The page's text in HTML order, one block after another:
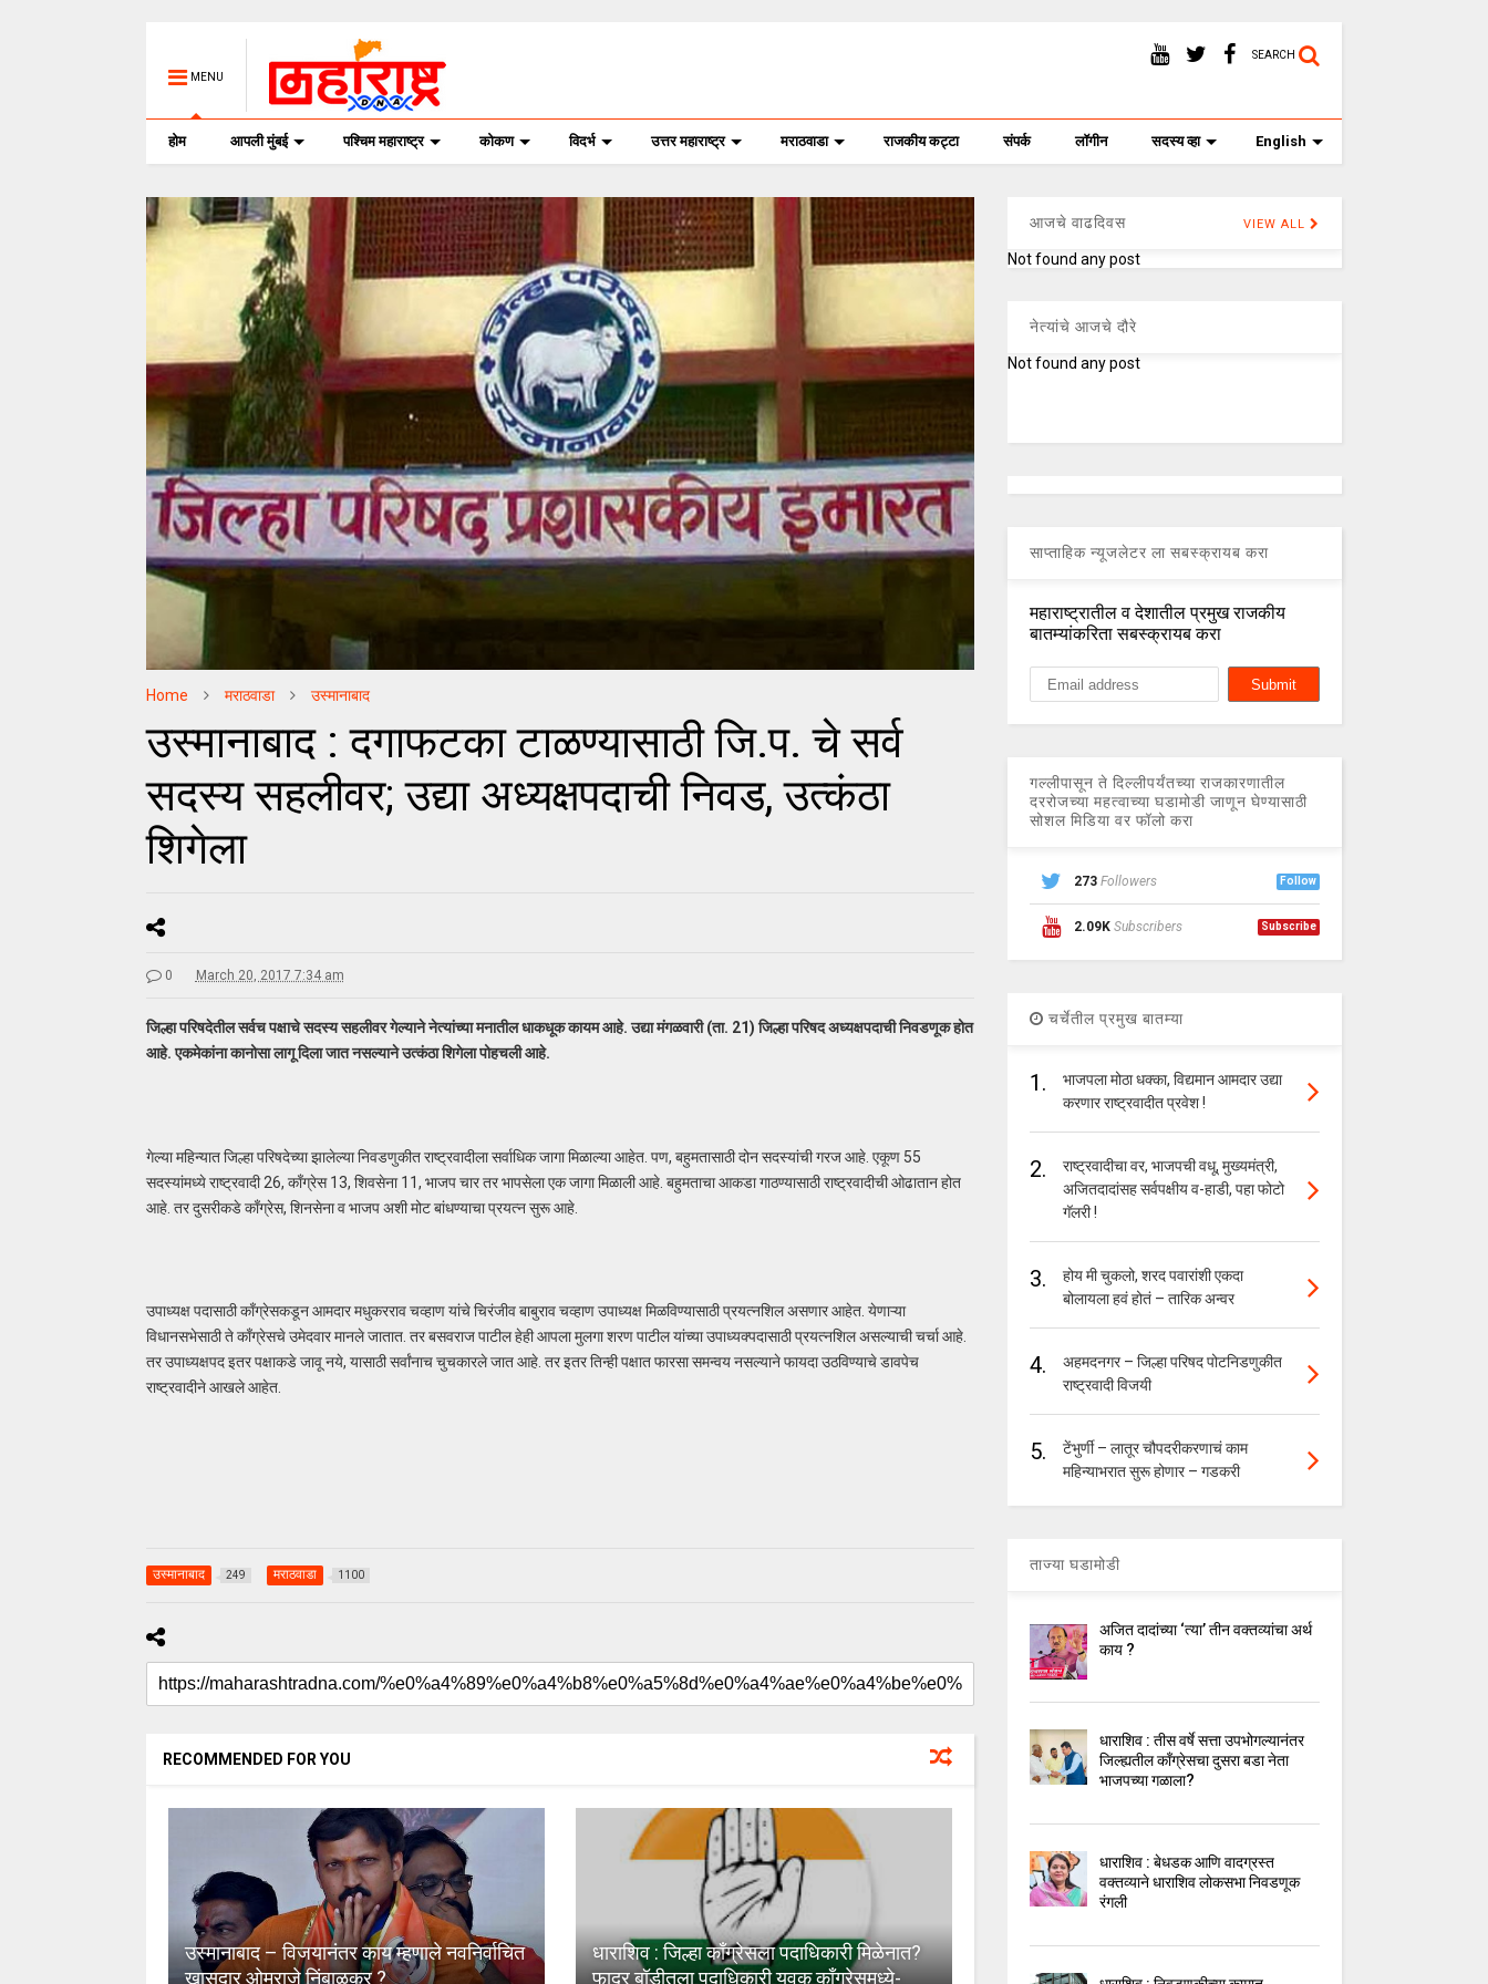
MENU
SEARCH
होम आपली मुंबई पश्चिम महाराष्ट्र कोकण विदर्भ उत्तर महाराष्ट्र मराठवाडा राजकीय कट्टा संपर्क लॉगीन सदस्य व्हा English
Home मराठवाडा उस्मानाबाद
उस्मानाबाद : दगाफटका टाळण्यासाठी जि.प. चे सर्व
सदस्य सहलीवर; उद्या अध्यक्षपदाची निवड, उत्कंठा
शिगेला
0 March 20, 2017 7:34 am
जिल्हा परिषदेतील सर्वच पक्षाचे सदस्य सहलीवर गेल्याने नेत्यांच्या मनातील धाकधूक कायम आहे. उद्या मंगळवारी (ता. 21) जिल्हा परिषद अध्यक्षपदाची निवडणूक होत
आहे. एकमेकांना कानोसा लागू दिला जात नसल्याने उत्कंठा शिगेला पोहचली आहे.
गेल्या महिन्यात जिल्हा परिषदेच्या झालेल्या निवडणुकीत राष्ट्रवादीला सर्वाधिक जागा मिळाल्या आहेत. पण, बहुमतासाठी दोन सदस्यांची गरज आहे. एकूण 55
सदस्यांमध्ये राष्ट्रवादी 26, काँग्रेस 13, शिवसेना 11, भाजप चार तर भापसेला एक जागा मिळाली आहे. बहुमताचा आकडा गाठण्यासाठी राष्ट्रवादीची ओढातान होत
आहे. तर दुसरीकडे काँग्रेस, शिनसेना व भाजप अशी मोट बांधण्याचा प्रयत्न सुरू आहे.
उपाध्यक्ष पदासाठी काँग्रेसकडून आमदार मधुकरराव चव्हाण यांचे चिरंजीव बाबुराव चव्हाण उपाध्यक्ष मिळविण्यासाठी प्रयत्नशिल असणार आहेत. येणाऱ्या
विधानसभेसाठी ते काँग्रेसचे उमेदवार मानले जातात. तर बसवराज पाटील हेही आपला मुलगा शरण पाटील यांच्या उपाध्यक्पदासाठी प्रयत्नशिल असल्याची चर्चा आहे.
तर उपाध्यक्षपद इतर पक्षाकडे जावू नये, यासाठी सर्वांनाच चुचकारले जात आहे. तर इतर तिन्ही पक्षात फारसा समन्वय नसल्याने फायदा उठविण्याचे डावपेच
राष्ट्रवादीने आखले आहेत.
उस्मानाबाद 249 मराठवाडा 1100
RECOMMENDED FOR YOU
उस्मानाबाद – विजयानंतर काय म्हणाले नवनिर्वाचित
खासदार ओमराजे निंबाळकर ?
धाराशिव : जिल्हा काँग्रेसला पदाधिकारी मिळेनात?
फादर बॉडीतला पदाधिकारी युवक काँग्रेसमध्ये-
आजचे वाढदिवस VIEW ALL
Not found any post
नेत्यांचे आजचे दौरे
Not found any post
साप्ताहिक न्यूजलेटर ला सबस्क्रायब करा
महाराष्ट्रातील व देशातील प्रमुख राजकीय
बातम्यांकरिता सबस्क्रायब करा
गल्लीपासून ते दिल्लीपर्यंतच्या राजकारणातील
दररोजच्या महत्वाच्या घडामोडी जाणून घेण्यासाठी
सोशल मिडिया वर फॉलो करा
273 Followers Follow
2.09K Subscribers Subscribe
चर्चेतील प्रमुख बातम्या
1.
भाजपला मोठा धक्का, विद्यमान आमदार उद्या
करणार राष्ट्रवादीत प्रवेश !
2.
राष्ट्रवादीचा वर, भाजपची वधू, मुख्यमंत्री,
अजितदादांसह सर्वपक्षीय व-हाडी, पहा फोटो
गॅलरी !
3.
होय मी चुकलो, शरद पवारांशी एकदा
बोलायला हवं होतं – तारिक अन्वर
4.
अहमदनगर – जिल्हा परिषद पोटनिडणुकीत
राष्ट्रवादी विजयी
5.
टेंभुर्णी – लातूर चौपदरीकरणाचं काम
महिन्याभरात सुरू होणार – गडकरी
ताज्या घडामोडी
अजित दादांच्या ‘त्या’ तीन वक्तव्यांचा अर्थ
काय ?
धाराशिव : तीस वर्षे सत्ता उपभोगल्यानंतर
जिल्ह्यतील कॉंग्रेसचा दुसरा बडा नेता
भाजपच्या गळाला?
धाराशिव : बेधडक आणि वादग्रस्त
वक्तव्याने धाराशिव लोकसभा निवडणूक
रंगली